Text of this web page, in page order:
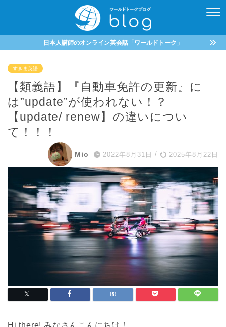
日本人講師のオンライン英会話「ワールドトーク」
すきま英語
【類義語】『自動車免許の更新』に
は”update”が使われない！？
【update/ renew】の違いについ
て！！！
Mio 2022年8月31日 / 2025年8月22日